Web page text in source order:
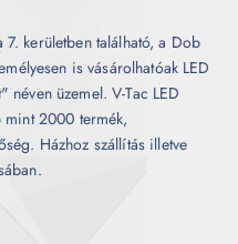
7. kerületben található, a Dob
is vásárolhatóak LED
üzemel. V-Tac LED
2000 termék,
Házhoz szállítás illetve